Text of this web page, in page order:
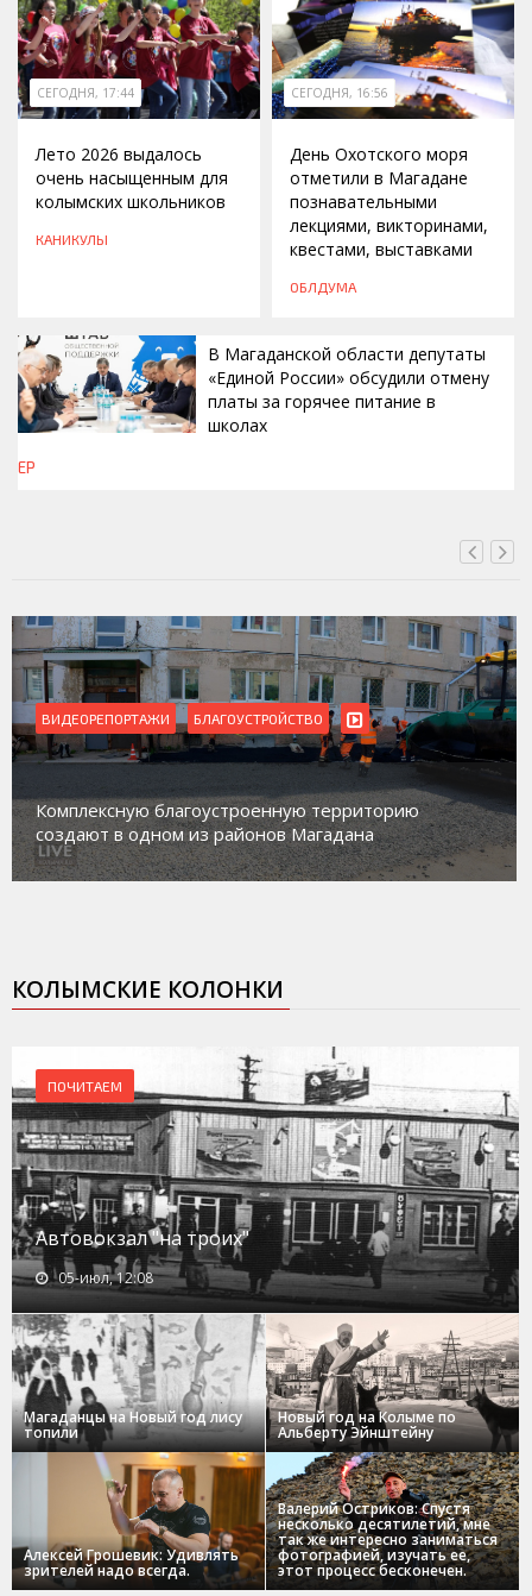
СЕГОДНЯ, 17:44
Лето 2026 выдалось
очень насыщенным для
колымских школьников
КАНИКУЛЫ
СЕГОДНЯ, 16:56
День Охотского моря
отметили в Магадане
познавательными
лекциями, викторинами,
квестами, выставками
ОБЛДУМА
В Магаданской области депутаты
«Единой России» обсудили отмену
платы за горячее питание в
школах
ЕР
ВИДЕОРЕПОРТАЖИ
Магадан присоединился к пилотному проекту по
работе с несовершеннолетними из групп
социального риска «Переправа»
КОЛЫМСКИЕ КОЛОНКИ
ПОЧИТАЕМ
Автовокзал "на троих"
05-июл, 12:08
Магаданцы на Новый год лису
топили
Новый год на Колыме по
Альберту Эйнштейну
Алексей Грошевик: Удивлять
зрителей надо всегда.
Валерий Остриков: Спустя
несколько десятилетий, мне
так же интересно заниматься
фотографией, изучать ее,
этот процесс бесконечен.